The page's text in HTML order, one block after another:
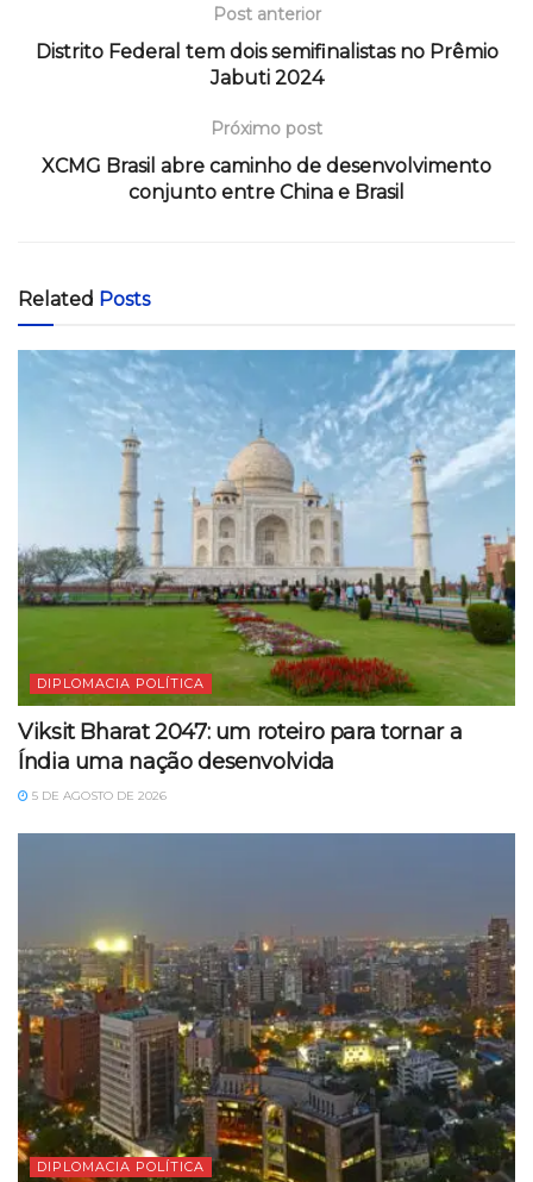
Post anterior
Distrito Federal tem dois semifinalistas no Prêmio
Jabuti 2024
Próximo post
XCMG Brasil abre caminho de desenvolvimento
conjunto entre China e Brasil
Related Posts
DIPLOMACIA POLÍTICA
Viksit Bharat 2047: um roteiro para tornar a
Índia uma nação desenvolvida
5 DE AGOSTO DE 2026
DIPLOMACIA POLÍTICA